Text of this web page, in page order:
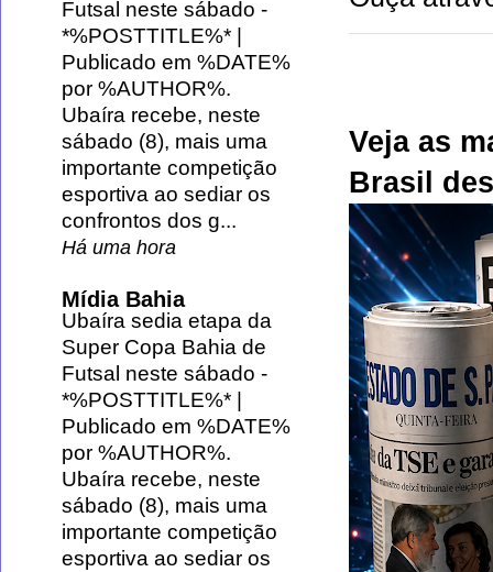
Veja as
Brasil
Futsal neste sábado -
*%POSTTITLE%* |
Publicado em %DATE%
por %AUTHOR%.
Ubaíra recebe, neste
sábado (8), mais uma
importante competição
esportiva ao sediar os
confrontos dos g...
Há uma hora
Mídia Bahia
Ubaíra sedia etapa da
Super Copa Bahia de
Futsal neste sábado -
*%POSTTITLE%* |
Publicado em %DATE%
por %AUTHOR%.
Ubaíra recebe, neste
sábado (8), mais uma
importante competição
esportiva ao sediar os